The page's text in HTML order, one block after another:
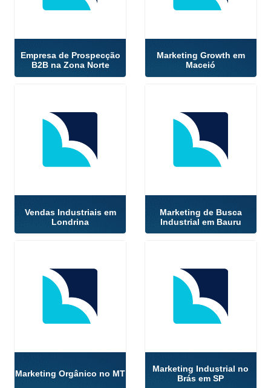
Empresa de Prospecção
B2B na Zona Norte
Marketing Growth em
Maceió
Vendas Industriais em
Londrina
Marketing de Busca
Industrial em Bauru
Marketing Orgânico no MT
Marketing Industrial no
Brás em SP